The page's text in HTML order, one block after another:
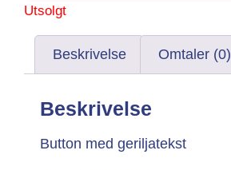
Utsolgt
Beskrivelse Omtaler (0)
Beskrivelse
Button med geriljatekst